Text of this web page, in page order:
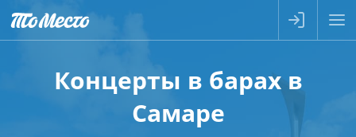
Концерты в барах в
Самаре